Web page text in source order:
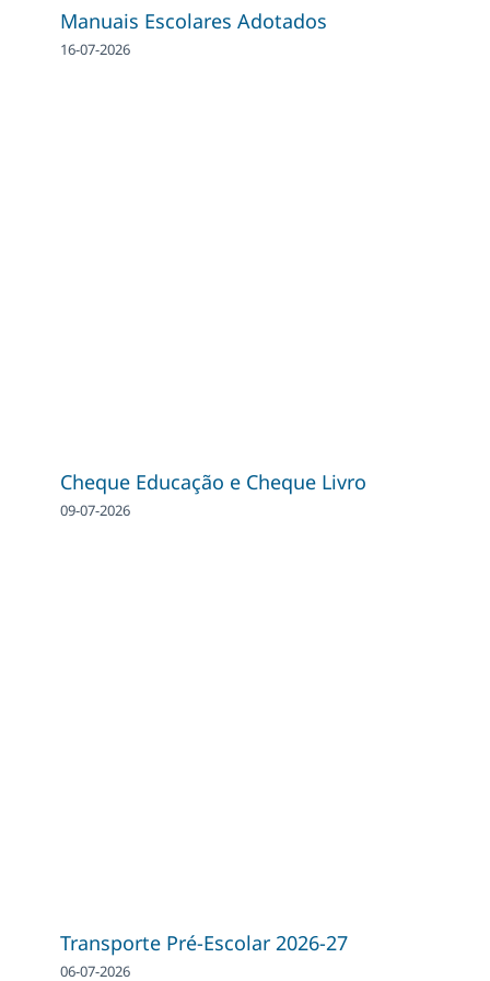
Manuais Escolares Adotados
16-07-2026
Cheque Educação e Cheque Livro
09-07-2026
Transporte Pré-Escolar 2026-27
06-07-2026